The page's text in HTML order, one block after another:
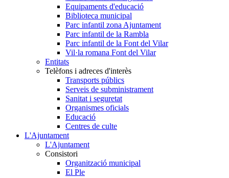
Equipaments d'educació
Biblioteca municipal
Parc infantil zona Ajuntament
Parc infantil de la Rambla
Parc infantil de la Font del Vilar
Vil·la romana Font del Vilar
Entitats
Telèfons i adreces d'interès
Transports públics
Serveis de subministrament
Sanitat i seguretat
Organismes oficials
Educació
Centres de culte
L'Ajuntament
L'Ajuntament
Consistori
Organització municipal
El Ple